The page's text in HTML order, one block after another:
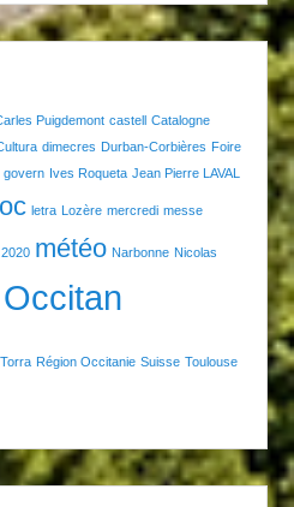
Puigdemont castell Catalogne
dimecres Durban-Corbières Foire
govern Ives Roqueta Jean Pierre LAVAL
letra Lozère mercredi messe
météo Narbonne Nicolas
Région Occitanie Suisse Toulouse